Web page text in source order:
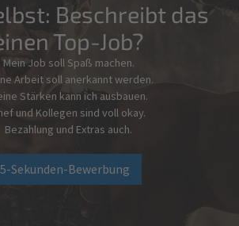
Beschreibt das
Top-Job?
Job soll Spaß machen.
Arbeit soll anerkannt werden.
Stärken kann ich ausbauen.
und Kollegen sind voll okay.
und Extras auch.
Sekunden-Bewerbung